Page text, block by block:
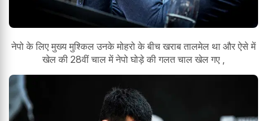
नेपो के लिए मुख्य मुश्किल उनके मोहरो के बीच खराब तालमेल था और ऐसे में
खेल की 28वीं चाल में नेपो घोड़े की गलत चाल खेल गए ,